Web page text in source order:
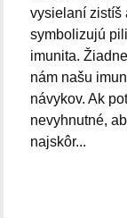
vysielaní zistíš
symbolizujú
imunita.
nám našu
návykov. Ak
nevyhnutné,
najskôr...